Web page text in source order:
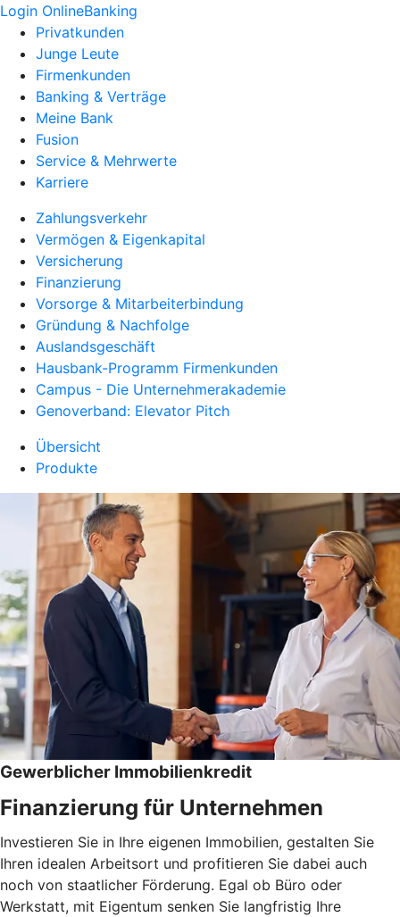
Login OnlineBanking
Privatkunden
Junge Leute
Firmenkunden
Banking & Verträge
Meine Bank
Fusion
Service & Mehrwerte
Karriere
Zahlungsverkehr
Vermögen & Eigenkapital
Versicherung
Finanzierung
Vorsorge & Mitarbeiterbindung
Gründung & Nachfolge
Auslandsgeschäft
Hausbank-Programm Firmenkunden
Campus - Die Unternehmerakademie
Genoverband: Elevator Pitch
Übersicht
Produkte
Gewerblicher Immobilienkredit
Finanzierung für Unternehmen
Investieren Sie in Ihre eigenen Immobilien, gestalten Sie
Ihren idealen Arbeitsort und profitieren Sie dabei auch
noch von staatlicher Förderung. Egal ob Büro oder
Werkstatt, mit Eigentum senken Sie langfristig Ihre